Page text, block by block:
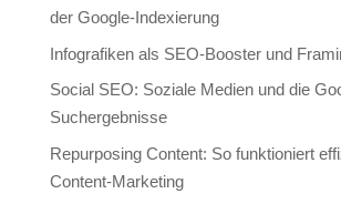
der Google-Indexierung
Infografiken als SEO-Booster und
Social SEO: Soziale Medien und die
Suchergebnisse
Repurposing Content: So funktioniert
Content-Marketing